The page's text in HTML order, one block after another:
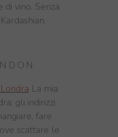
di vino. Senza
La mia
gli indirizzi
fare
scattare le